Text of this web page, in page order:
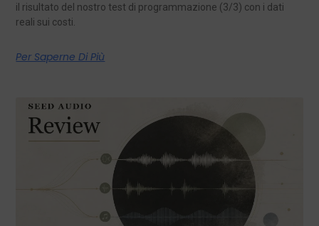
il risultato del nostro test di programmazione (3/3) con i dati
reali sui costi.
Per Saperne Di Più